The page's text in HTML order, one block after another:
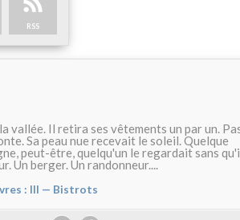
RSS
vallée. Il retira ses vêtements un par un.
Sa peau nue recevait le soleil. Quelque
peut-être, quelqu'un le regardait sans
Un berger. Un randonneur....
: III — Bistrots